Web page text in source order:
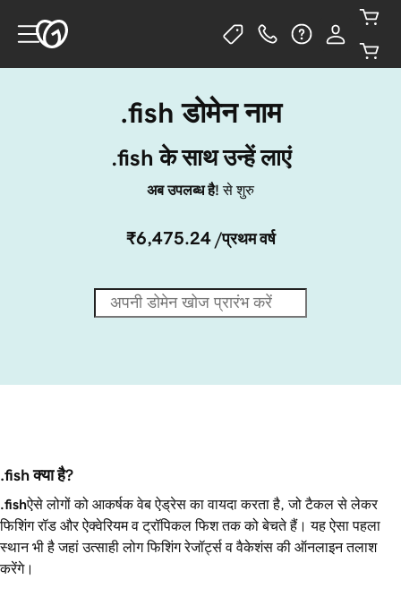
.fish डोमेन नाम
.fish के साथ उन्हें लाएं
अब उपलब्ध है!से शुरु
₹6,475.24 /प्रथम वर्ष
.fish क्या है?
.fishऐसे लोगों को आकर्षक वेब ऐड्रेस का वायदा करता है, जो टैकल से लेकर
फिशिंग रॉड और ऐक्वेरियम व ट्रॉपिकल फिश तक को बेचते हैं। यह ऐसा पहला
स्थान भी है जहां उत्साही लोग फिशिंग रेजॉर्ट्स व वैकेशंस की ऑनलाइन तलाश
करेंगे।